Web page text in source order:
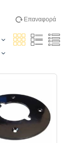
Επαναφορά